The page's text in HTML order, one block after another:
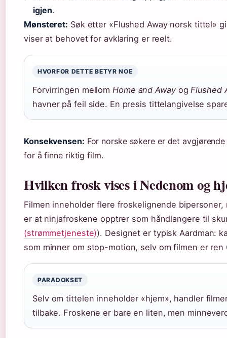
igjen.
Mønsteret: Søk etter «Flushed Away norsk tittel»
viser at behovet for avklaring er reelt.
HVORFOR DETTE BETYR NOE
Forvirringen mellom Home and Awayog Flushed
havner på feil side. En presis tittelangivelse
Konsekvensen: For norske søkere er det
for å finne riktig film.
Hvilken frosk vises i Nedenom og
Filmen inneholder flere froskelignende
er at ninjafroskene opptrer som håndlangere til
(strømmetjeneste)). Designet er typisk Aardman:
som minner om stop-motion, selv om filmen er ren
PARADOKSET
Selv om tittelen inneholder «hjem», handler
tilbake. Froskene er bare en liten, men